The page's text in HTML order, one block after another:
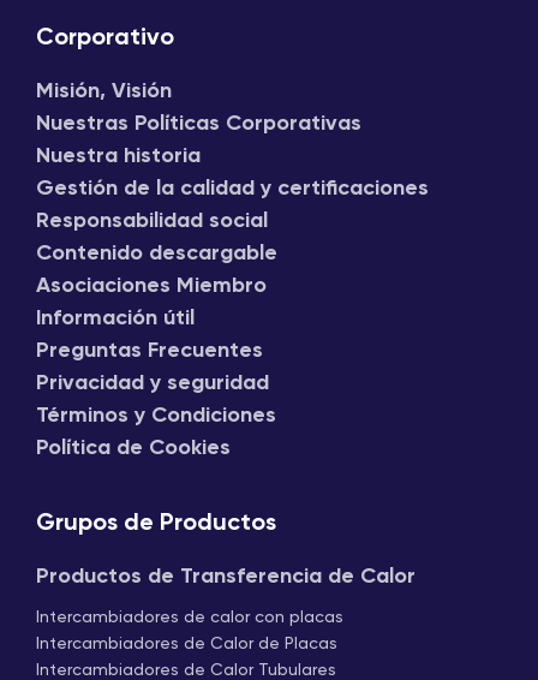
Corporativo
Misión, Visión
Nuestras Políticas Corporativas
Nuestra historia
Gestión de la calidad y certificaciones
Responsabilidad social
Contenido descargable
Asociaciones Miembro
Información útil
Preguntas Frecuentes
Privacidad y seguridad
Términos y Condiciones
Política de Cookies
Grupos de Productos
Productos de Transferencia de Calor
Intercambiadores de calor con placas
Intercambiadores de Calor de Placas
Intercambiadores de Calor Tubulares